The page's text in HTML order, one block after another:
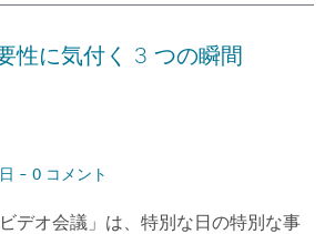
性に気付く 3 つの瞬間
- 0 コメント
デオ会議」は、特別な日の特別な事